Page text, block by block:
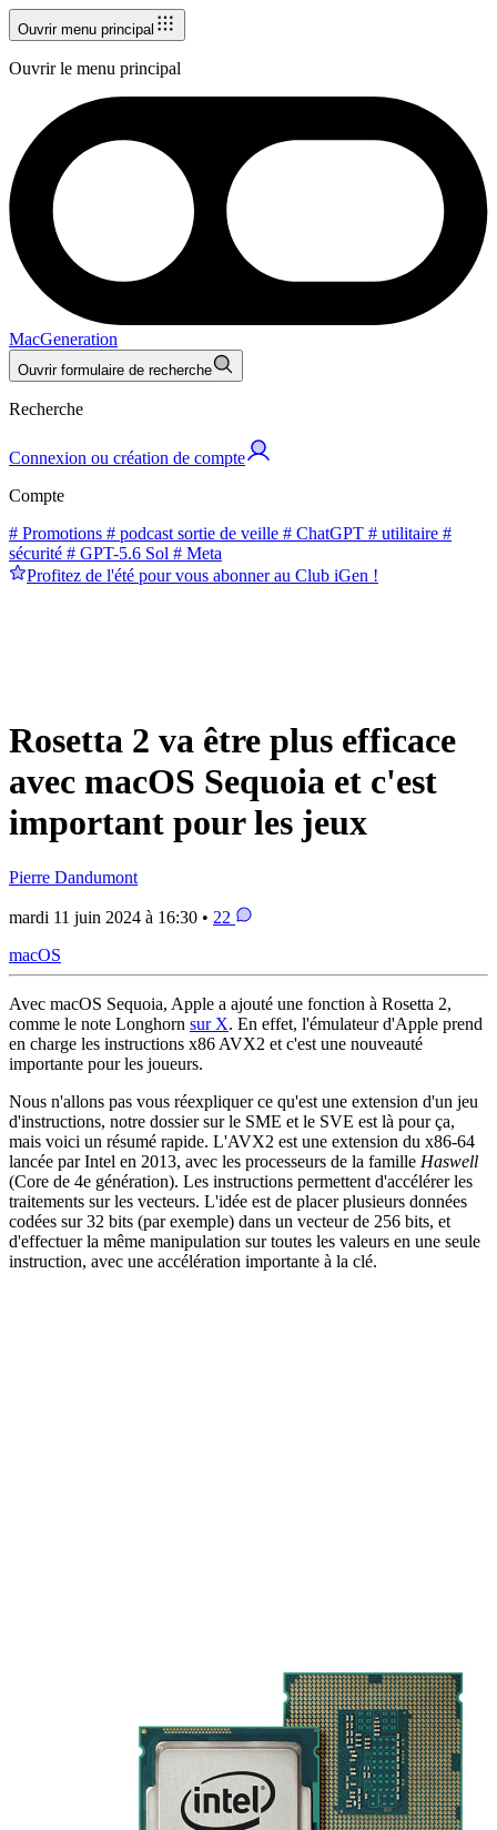
Ouvrir menu principal
Ouvrir le menu principal
MacGeneration
Ouvrir formulaire de recherche
Recherche
Connexion ou création de compte
Compte
# Promotions # podcast sortie de veille # ChatGPT # utilitaire #
sécurité # GPT-5.6 Sol # Meta
Profitez de l'été pour vous abonner au Club iGen !
Rosetta 2 va être plus efficace
avec macOS Sequoia et c'est
important pour les jeux
Pierre Dandumont
mardi 11 juin 2024 à 16:30 • 22
macOS
Avec macOS Sequoia, Apple a ajouté une fonction à Rosetta 2,
comme le note Longhorn sur X. En effet, l'émulateur d'Apple prend
en charge les instructions x86 AVX2 et c'est une nouveauté
importante pour les joueurs.
Nous n'allons pas vous réexpliquer ce qu'est une extension d'un jeu
d'instructions, notre dossier sur le SME et le SVE est là pour ça,
mais voici un résumé rapide. L'AVX2 est une extension du x86-64
lancée par Intel en 2013, avec les processeurs de la famille Haswell
(Core de 4e génération). Les instructions permettent d'accélérer les
traitements sur les vecteurs. L'idée est de placer plusieurs données
codées sur 32 bits (par exemple) dans un vecteur de 256 bits, et
d'effectuer la même manipulation sur toutes les valeurs en une seule
instruction, avec une accélération importante à la clé.